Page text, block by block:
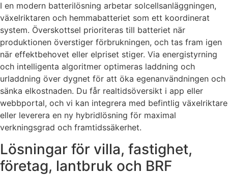
I en modern batterilösning arbetar solcellsanläggningen,
växelriktaren och hemmabatteriet som ett koordinerat
system. Överskottsel prioriteras till batteriet när
produktionen överstiger förbrukningen, och tas fram igen
när effektbehovet eller elpriset stiger. Via energistyrning
och intelligenta algoritmer optimeras laddning och
urladdning över dygnet för att öka egenanvändningen och
sänka elkostnaden. Du får realtidsöversikt i app eller
webbportal, och vi kan integrera med befintlig växelriktare
eller leverera en ny hybridlösning för maximal
verkningsgrad och framtidssäkerhet.
Lösningar för villa, fastighet,
företag, lantbruk och BRF